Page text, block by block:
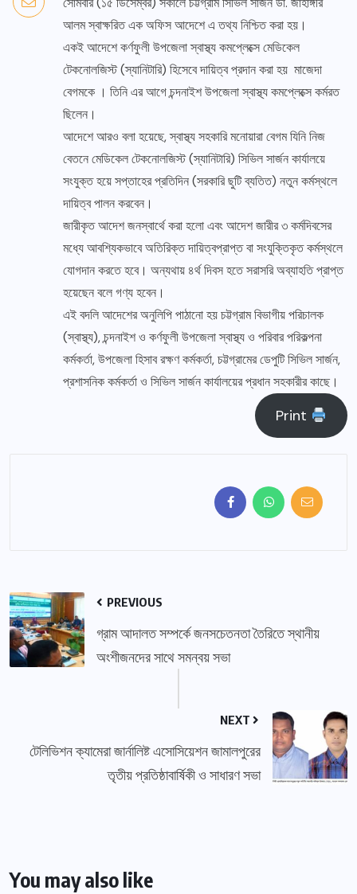
আলম স্বাক্ষরিত এক অফিস আদেশে এ তথ্য নিশ্চিত করা হয়।
একই আদেশে কর্ণফুলী উপজেলা স্বাস্থ্য কমপ্লেক্সে মেডিকেল
টেকনোলজিস্ট (স্যানিটারি) হিসেবে দায়িত্ব প্রদান করা হয় মাজেদা
বেগমকে । তিনি এর আগে চন্দনাইশ উপজেলা স্বাস্থ্য কমপ্লেক্সে কর্মরত
ছিলেন।
আদেশে আরও বলা হয়েছে, স্বাস্থ্য সহকারি মনোয়ারা বেগম যিনি নিজ
বেতনে মেডিকেল টেকনোলজিস্ট (স্যানিটারি) সিভিল সার্জন কার্যালয়ে
সংযুক্ত হয়ে সপ্তাহের প্রতিদিন (সরকারি ছুটি ব্যতিত) নতুন কর্মস্থলে
দায়িত্ব পালন করবেন।
জারীকৃত আদেশ জনস্বার্থে করা হলো এবং আদেশ জারীর ৩ কর্মদিবসের
মধ্যে আবশ্যিকভাবে অতিরিক্ত দায়িত্বপ্রাপ্ত বা সংযুক্তিকৃত কর্মস্থলে
যোগদান করতে হবে। অন্যথায় ৪র্থ দিবস হতে সরাসরি অব্যাহতি প্রাপ্ত
হয়েছেন বলে গণ্য হবেন।
এই বদলি আদেশের অনুলিপি পাঠানো হয় চট্টগ্রাম বিভাগীয় পরিচালক
(স্বাস্থ্য), চন্দনাইশ ও কর্ণফুলী উপজেলা স্বাস্থ্য ও পরিবার পরিকল্পনা
কর্মকর্তা, উপজেলা হিসাব রক্ষণ কর্মকর্তা, চট্টগ্রামের ডেপুটি সিভিল সার্জন,
প্রশাসনিক কর্মকর্তা ও সিভিল সার্জন কার্যালয়ের প্রধান সহকারীর কাছে।
Print
PREVIOUS
গ্রাম আদালত সম্পর্কে জনসচেতনতা তৈরিতে স্থানীয়
অংশীজনদের সাথে সমন্বয় সভা
NEXT
টেলিভিশন ক্যামেরা জার্নালিষ্ট এসোসিয়েশন জামালপুরের
তৃতীয় প্রতিষ্ঠাবার্ষিকী ও সাধারণ সভা
You may also like